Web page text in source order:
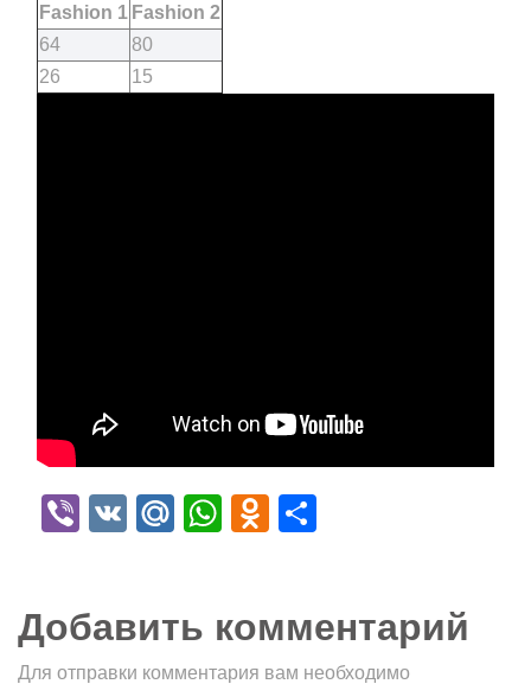
Fashion 1 Fashion 2
64
80
26
15
Viber
VK Mail.Ru
WhatsApp
Odnoklassniki
Добавить комментарий
Для отправки комментария вам необходимо